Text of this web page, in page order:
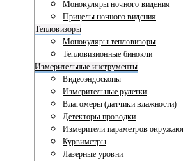
Монокуляры ночного видения
Прицелы ночного видения
Тепловизоры
Монокуляры тепловизоры
Тепловизионные бинокли
Измерительные инструменты
Видеоэндоскопы
Измерительные рулетки
Влагомеры (датчики влажности)
Детекторы проводки
Измерители параметров
Курвиметры
Лазерные уровни